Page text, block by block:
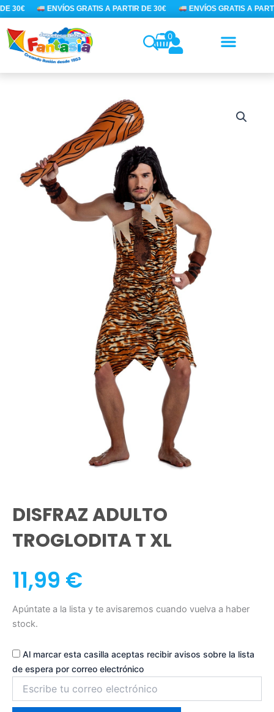
Ir
al
contenido
30€ ENVÍOS GRATIS A PARTIR DE 30€ ENVÍOS GRATIS A
0
DISFRAZ ADULTO
TROGLODITA T XL
11,99 €
Apúntate a la lista y te avisaremos cuando vuelva a haber
stock.
Al marcar esta casilla aceptas recibir avisos sobre la lista
de espera por correo electrónico
correo